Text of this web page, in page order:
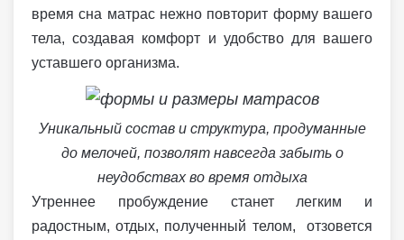
время сна матрас нежно повторит форму вашего
тела, создавая комфорт и удобство для вашего
уставшего организма.
Уникальный состав и структура, продуманные
до мелочей, позволят навсегда забыть о
неудобствах во время отдыха
Утреннее пробуждение станет легким и
радостным, отдых, полученный телом, отзовется